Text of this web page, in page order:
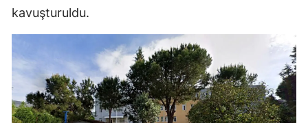
kavuşturuldu.